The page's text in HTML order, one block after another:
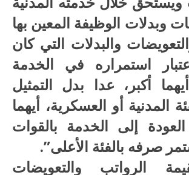
وبدلات الوظيفة المعين بها
والبدلات التي كان
استمراره في الخدمة
أكبر، عدا بدل التمثيل
المدنية أو العسكرية، أيهما
إلى الخدمة بالقوات
صرفه بالفئة الأعلى”.
الرواتب والتعويضات